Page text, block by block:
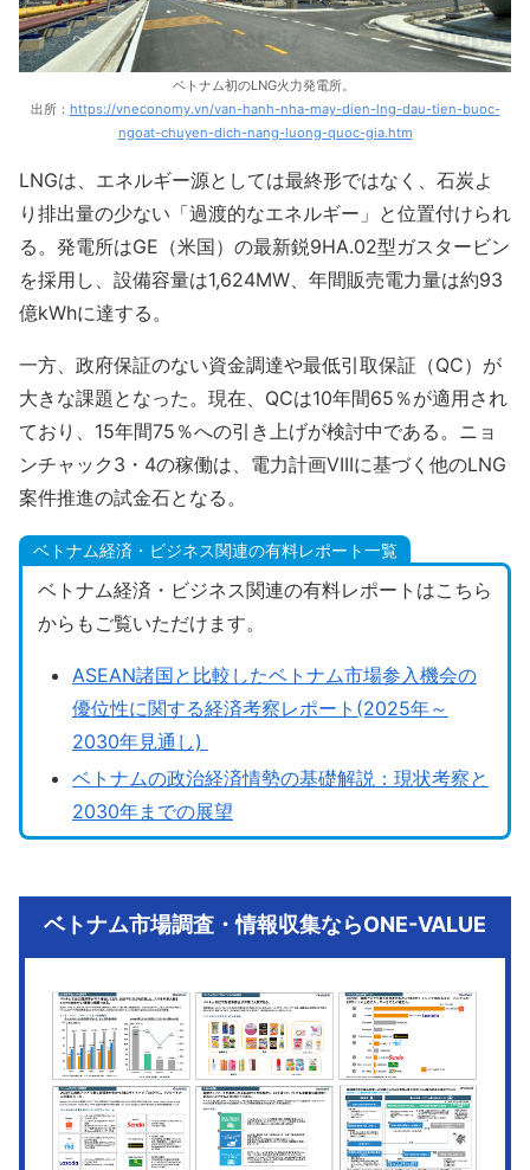
ベトナム初のLNG火力発電所。
出所： https://vneconomy.vn/van-hanh-nha-may-dien-lng-dau-tien-buoc-
ngoat-chuyen-dich-nang-luong-quoc-gia.htm
LNGは、エネルギー源としては最終形ではなく、石炭よ
り排出量の少ない「過渡的なエネルギー」と位置付けられ
る。発電所はGE（米国）の最新鋭9HA.02型ガスタービン
を採用し、設備容量は1,624MW、年間販売電力量は約93
億kWhに達する。
一方、政府保証のない資金調達や最低引取保証（QC）が
大きな課題となった。現在、QCは10年間65％が適用され
ており、15年間75％への引き上げが検討中である。ニョ
ンチャック3・4の稼働は、電力計画VIIIに基づく他のLNG
案件推進の試金石となる。
ベトナム経済・ビジネス関連の有料レポート一覧
ベトナム経済・ビジネス関連の有料レポートはこちら
からもご覧いただけます。
ASEAN諸国と比較したベトナム市場参入機会の
優位性に関する経済考察レポート(2025年～
2030年見通し)
ベトナムの政治経済情勢の基礎解説：現状考察と
2030年までの展望
ベトナム市場調査・情報収集ならONE-VALUE